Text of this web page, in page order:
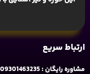
ارتباط سریع
مشاوره رایگان : 09301463235